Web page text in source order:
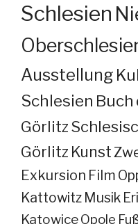
Schlesien
Ausstellung
Schlesien Buch
Görlitz
Görlitz Kunst
Exkursion Film
Kattowitz Musik
KatowiceOpole